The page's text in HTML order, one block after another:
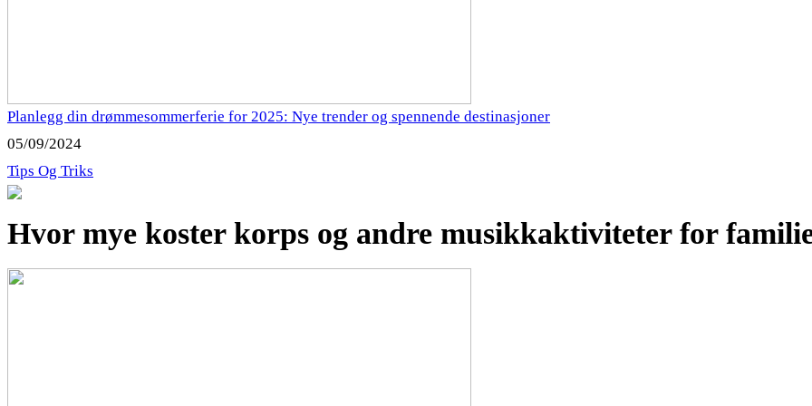
Planlegg din drømmesommerferie for 2025: Nye trender og spennende destinasjoner
05/09/2024
Tips Og Triks
Hvor mye koster korps og andre musikkaktiviteter for